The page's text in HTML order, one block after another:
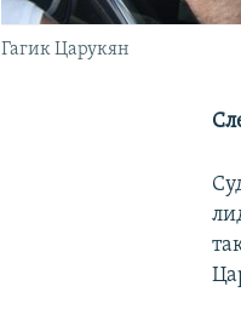
Гагик Царукян